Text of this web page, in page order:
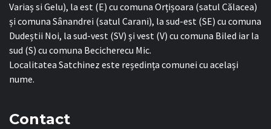
Variaș si Gelu), la est (E) cu comuna Orțișoara (satul Călacea)
și comuna Sânandrei (satul Carani), la sud-est (SE) cu comuna
Dudeștii Noi, la sud-vest (SV) și vest (V) cu comuna Biled iar la
sud (S) cu comuna Becicherecu Mic.
Localitatea Satchinez este reședința comunei cu același
nume.
Contact